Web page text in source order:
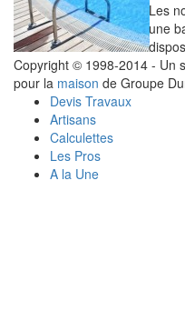
Les
une
Copyright © 1998-2014 - Un
pour la maison de Groupe
Devis Travaux
Artisans
Calculettes
Les Pros
A la Une